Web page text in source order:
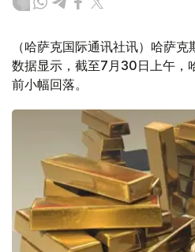
（哈萨克国际通讯社讯）哈萨
数据显示，截至7月30日上午，
前小幅回落。